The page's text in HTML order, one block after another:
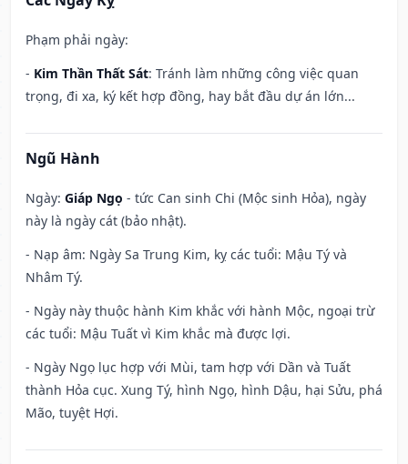
Phạm phải ngày:
- Kim Thần Thất Sát: Tránh làm những công việc quan
trọng, đi xa, ký kết hợp đồng, hay bắt đầu dự án lớn...
Ngũ Hành
Ngày: Giáp Ngọ - tức Can sinh Chi (Mộc sinh Hỏa), ngày
này là ngày cát (bảo nhật).
- Nạp âm: Ngày Sa Trung Kim, kỵ các tuổi: Mậu Tý và
Nhâm Tý.
- Ngày này thuộc hành Kim khắc với hành Mộc, ngoại trừ
các tuổi: Mậu Tuất vì Kim khắc mà được lợi.
- Ngày Ngọ lục hợp với Mùi, tam hợp với Dần và Tuất
thành Hỏa cục. Xung Tý, hình Ngọ, hình Dậu, hại Sửu, phá
Mão, tuyệt Hợi.